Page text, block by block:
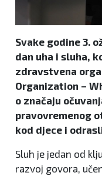
Svake godine 3.
dan uha i sluha,
zdravstvena
Organization –
o značaju
pravovremenog
kod djece i
Sluh je jedan od
razvoj govora,